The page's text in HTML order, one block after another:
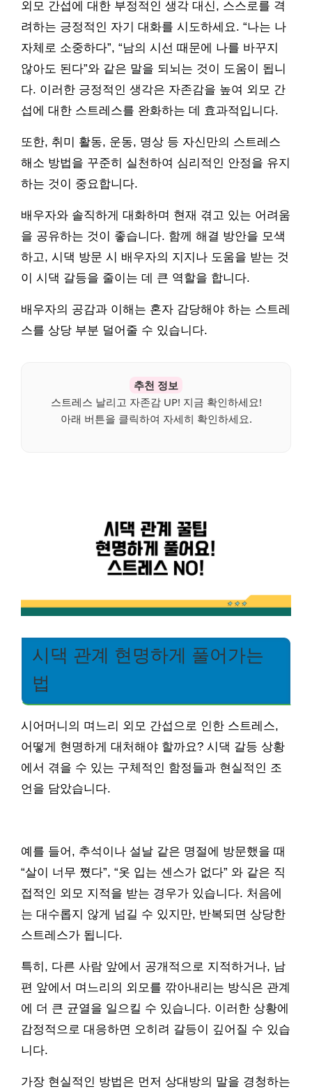
외모 간섭에 대한 부정적인 생각 대신, 스스로를 격
려하는 긍정적인 자기 대화를 시도하세요. “나는 나
자체로 소중하다”, “남의 시선 때문에 나를 바꾸지
않아도 된다”와 같은 말을 되뇌는 것이 도움이 됩니
다. 이러한 긍정적인 생각은 자존감을 높여 외모 간
섭에 대한 스트레스를 완화하는 데 효과적입니다.
또한, 취미 활동, 운동, 명상 등 자신만의 스트레스
해소 방법을 꾸준히 실천하여 심리적인 안정을 유지
하는 것이 중요합니다.
배우자와 솔직하게 대화하며 현재 겪고 있는 어려움
을 공유하는 것이 좋습니다. 함께 해결 방안을 모색
하고, 시댁 방문 시 배우자의 지지나 도움을 받는 것
이 시댁 갈등을 줄이는 데 큰 역할을 합니다.
배우자의 공감과 이해는 혼자 감당해야 하는 스트레
스를 상당 부분 덜어줄 수 있습니다.
추천 정보
스트레스 날리고 자존감 UP! 지금 확인하세요!
아래 버튼을 클릭하여 자세히 확인하세요.
시댁 관계 현명하게 풀어가는
법
시어머니의 며느리 외모 간섭으로 인한 스트레스,
어떻게 현명하게 대처해야 할까요? 시댁 갈등 상황
에서 겪을 수 있는 구체적인 함정들과 현실적인 조
언을 담았습니다.
예를 들어, 추석이나 설날 같은 명절에 방문했을 때
“살이 너무 쪘다”, “옷 입는 센스가 없다” 와 같은 직
접적인 외모 지적을 받는 경우가 있습니다. 처음에
는 대수롭지 않게 넘길 수 있지만, 반복되면 상당한
스트레스가 됩니다.
특히, 다른 사람 앞에서 공개적으로 지적하거나, 남
편 앞에서 며느리의 외모를 깎아내리는 방식은 관계
에 더 큰 균열을 일으킬 수 있습니다. 이러한 상황에
감정적으로 대응하면 오히려 갈등이 깊어질 수 있습
니다.
가장 현실적인 방법은 먼저 상대방의 말을 경청하는